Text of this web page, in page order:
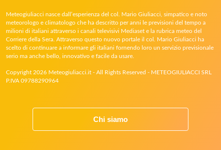
Meteogiuliacci nasce dall’esperienza del col. Mario Giuliacci, simpatico e noto
meteorologo e climatologo che ha descritto per anni le previsioni del tempo a
milioni di italiani attraverso i canali televisivi Mediaset e la rubrica meteo del
Corriere della Sera. Attraverso questo nuovo portale il col. Mario Giuliacci ha
scelto di continuare a informare gli italiani fornendo loro un servizio previsionale
serio ma anche bello, innovativo e facile da usare.
Copyright 2026 Meteogiuliacci.it - All Rights Reserved - METEOGIULIACCI SRL
P.IVA 09788290964
Chi siamo